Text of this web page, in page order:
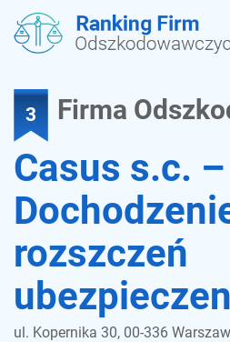
3 Firma
Casus s.c. –
rozszczeń
ul. Kopernika 30, 00-336